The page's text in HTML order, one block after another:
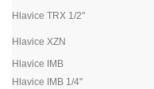
Hlavice TRX 1/2"
Hlavice XZN
Hlavice IMB
Hlavice IMB 1/4"